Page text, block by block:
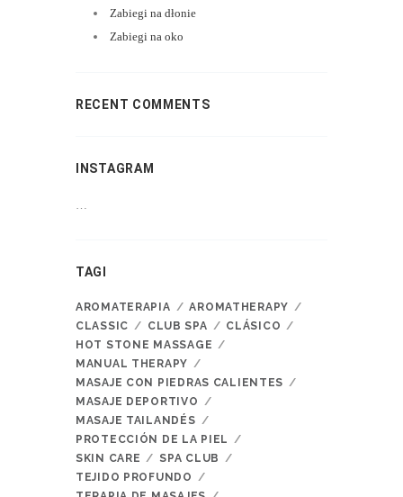
Zabiegi na dłonie
Zabiegi na oko
RECENT COMMENTS
INSTAGRAM
TAGI
AROMATERAPIA
AROMATHERAPY
CLASSIC
CLUB SPA
CLÁSICO
HOT STONE MASSAGE
MANUAL THERAPY
MASAJE CON PIEDRAS CALIENTES
MASAJE DEPORTIVO
MASAJE TAILANDÉS
PROTECCIÓN DE LA PIEL
SKIN CARE
SPA CLUB
TEJIDO PROFUNDO